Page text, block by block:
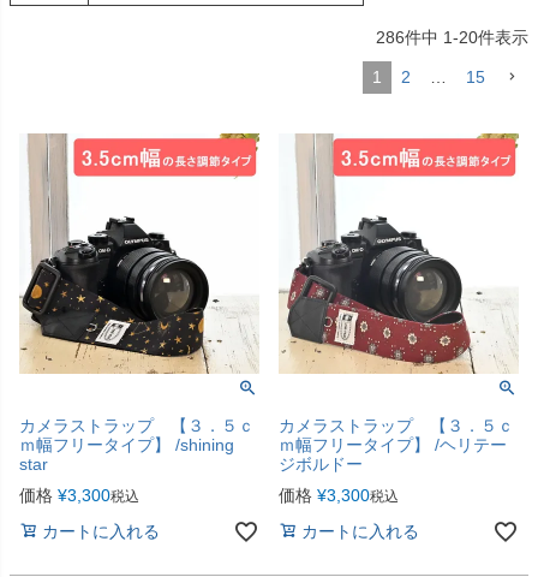
286件中 1-20件表示
1 2 … 15
カメラストラップ 【３．５ｃ
ｍ幅フリータイプ】 /shining
star
価格 ¥3,300税込
カートに入れる
カメラストラップ 【３．５ｃ
ｍ幅フリータイプ】 /ヘリテー
ジボルドー
価格 ¥3,300税込
カートに入れる